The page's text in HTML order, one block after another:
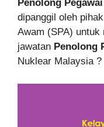
Penolong
dipanggil oleh
Awam (SPA) untuk
jawatan Penolong
Nuklear Malaysia ?